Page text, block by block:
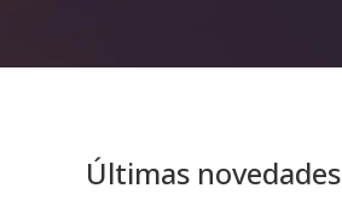
Últimas novedades